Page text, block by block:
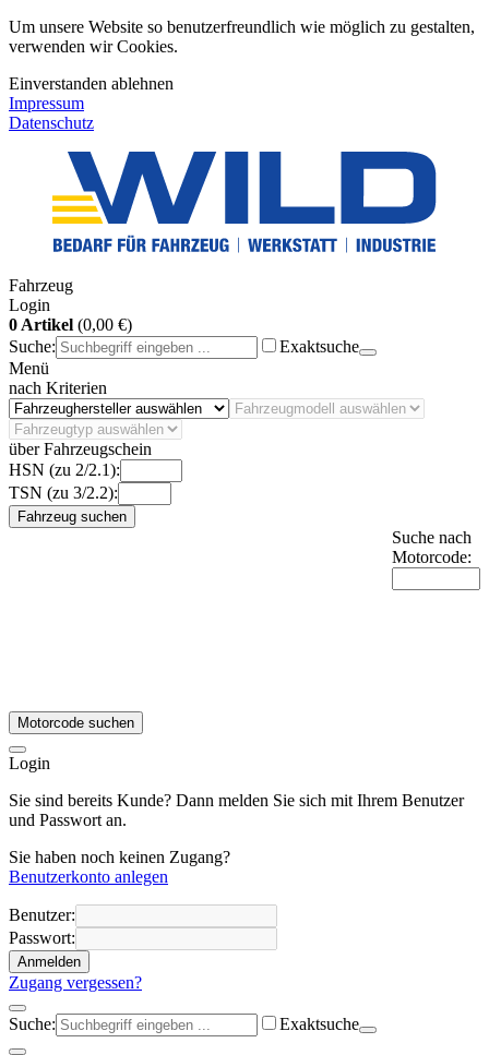
Um unsere Website so benutzerfreundlich wie möglich zu gestalten,
verwenden wir Cookies.
Einverstanden ablehnen
Impressum
Datenschutz
Fahrzeug
Login
0 Artikel (0,00 €)
Suche:
Exaktsuche
Menü
nach Kriterien
über Fahrzeugschein
HSN (zu 2/2.1):
TSN (zu 3/2.2):
Fahrzeug suchen
Suche nach
Motorcode:
Motorcode suchen
Login
Sie sind bereits Kunde? Dann melden Sie sich mit Ihrem Benutzer
und Passwort an.
Sie haben noch keinen Zugang?
Benutzerkonto anlegen
Benutzer:
Passwort:
Anmelden
Zugang vergessen?
Suche: Exaktsuche